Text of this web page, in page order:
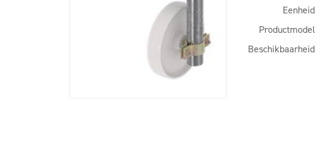
Eenheid
Productmodel
Beschikbaarheid